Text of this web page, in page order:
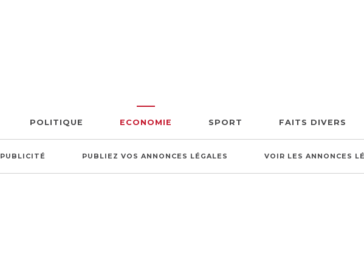
POLITIQUE ECONOMIE SPORT FAITS DIVERS
PUBLICITÉ PUBLIEZ VOS ANNONCES LÉGALES VOIR LES ANNONCES